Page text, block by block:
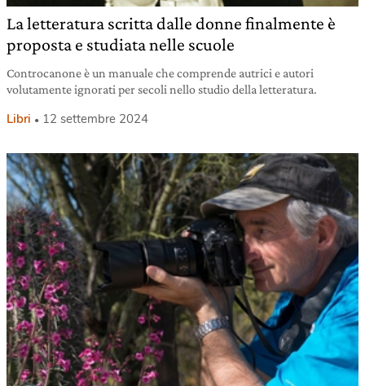
La letteratura scritta dalle donne finalmente è
proposta e studiata nelle scuole
Controcanone è un manuale che comprende autrici e autori
volutamente ignorati per secoli nello studio della letteratura.
Libri 12 settembre 2024